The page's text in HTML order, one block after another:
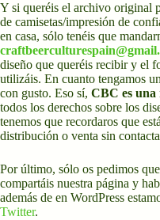
Y si queréis el archivo original
de camisetas/impresión de
en casa, sólo tenéis que
diseño que queréis recibir y el
utilizáis. En cuanto tengamos
con gusto. Eso sí, CBC es una
todos los derechos sobre los
tenemos que recordaros que
distribución o venta sin
Por último, sólo os pedimos
compartáis nuestra página y
además de en WordPress
Twitter.